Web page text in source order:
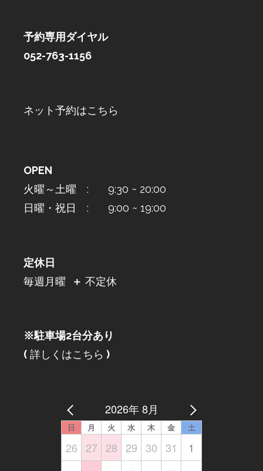
予約専用ダイヤル
052-763-1156
ネット予約はこちら
OPEN
火曜～土曜 : 9:30 ~ 20:00
日曜・祝日 : 9:00 ~ 19:00
定休日
毎週月曜
＋ 不定休
※駐車場2台分あり
( 詳しくはこちら )
2026年 8月
日 月 火 水 木 金 土
26 27 28 29 30 31
1